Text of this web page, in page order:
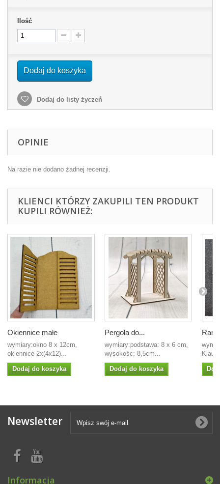
Ilość
Dodaj do koszyka
Dodaj do listy życzeń
OPINIE
Na razie nie dodano żadnej recenzji.
KLIENCI KTÓRZY ZAKUPILI TEN PRODUKT
KUPILI RÓWNIEŻ:
Okiennice małe
wymiary:okno 8 x 12cm,
okiennice 2x(4x12)...
Dodaj do koszyka
Pergola do...
wymiary:podstawa: 8 x 6 cm,
wysokośc: 8,5cm...
Dodaj do koszyka
Newsletter
Informacja